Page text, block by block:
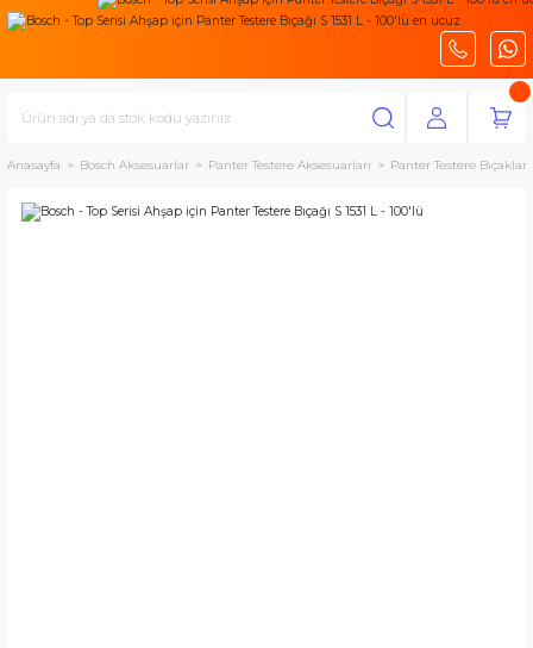
Anasayfa Bosch Aksesuarlar Panter Testere Aksesuarları Panter Testere Bıçakları